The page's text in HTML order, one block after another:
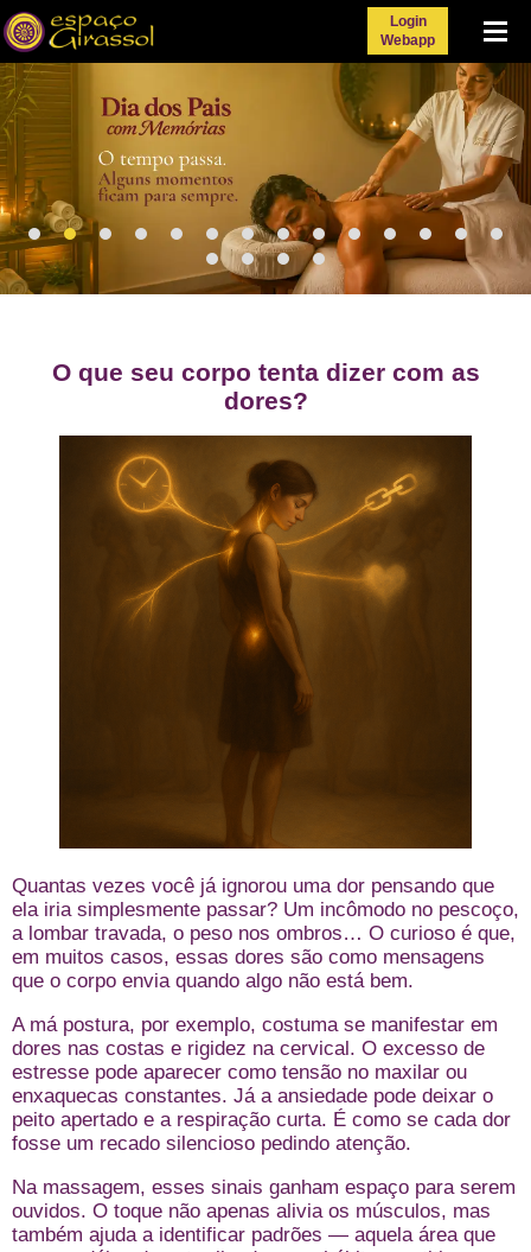
Login
Webapp
Menu
O que seu corpo tenta dizer com as
dores?
Quantas vezes você já ignorou uma dor pensando que
ela iria simplesmente passar? Um incômodo no pescoço,
a lombar travada, o peso nos ombros… O curioso é que,
em muitos casos, essas dores são como mensagens
que o corpo envia quando algo não está bem.
A má postura, por exemplo, costuma se manifestar em
dores nas costas e rigidez na cervical. O excesso de
estresse pode aparecer como tensão no maxilar ou
enxaquecas constantes. Já a ansiedade pode deixar o
peito apertado e a respiração curta. É como se cada dor
fosse um recado silencioso pedindo atenção.
Na massagem, esses sinais ganham espaço para serem
ouvidos. O toque não apenas alivia os músculos, mas
também ajuda a identificar padrões — aquela área que